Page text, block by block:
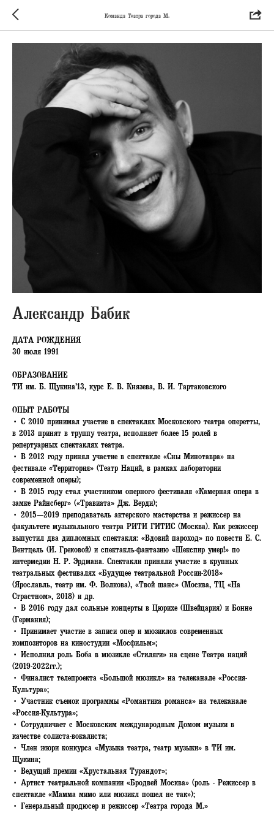
Команда Театра города М.
Александр Бабик
ДАТА РОЖДЕНИЯ
30 июля 1991
ОБРАЗОВАНИЕ
ТИ им. Б. Щукина’13, курс Е. В. Князева, В. И. Тартаковского
ОПЫТ РАБОТЫ
• С 2010 принимал участие в спектаклях Московского театра оперетты,
в 2013 принят в труппу театра, исполняет более 15 ролей в
репертуарных спектаклях театра.
• В 2012 году принял участие в спектакле «Сны Минотавра» на
фестивале «Территория» (Театр Наций, в рамках лаборатории
современной оперы);
• В 2015 году стал участником оперного фестиваля «Камерная опера в
замке Райнсберг» («Травиата» Дж. Верди);
• 2015—2019 преподаватель актерского мастерства и режиссер на
факультете музыкального театра РИТИ ГИТИС (Москва). Как режиссер
выпустил два дипломных спектакля: «Вдовий пароход» по повести Е. С.
Вентцель (И. Грековой) и спектакль-фантазию «Шекспир умер!» по
интермедии Н. Р. Эрдмана. Спектакли приняли участие в крупных
театральных фестивалях «Будущее театральной России-2018»
(Ярославль, театр им. Ф. Волкова), «Твой шанс» (Москва, ТЦ «На
Страстном», 2018) и др.
• В 2016 году дал сольные концерты в Цюрихе (Швейцария) и Бонне
(Германия);
• Принимает участие в записи опер и мюзиклов современных
композиторов на киностудии «Мосфильм»;
• Исполнил роль Боба в мюзикле «Стиляги» на сцене Театра наций
(2019-2022гг.);
• Финалист телепроекта «Большой мюзикл» на телеканале «Россия-
Культура»;
• Участник съемок программы «Романтика романса» на телеканале
«Россия-Культура»;
• Сотрудничает с Московским международным Домом музыки в
качестве солиста-вокалиста;
• Член жюри конкурса «Музыка театра, театр музыки» в ТИ им.
Щукина;
• Ведущий премии «Хрустальная Турандот»;
• Артист театральной компании «Бродвей Москва» (роль - Режиссер в
спектакле «Мамма мимо или мюзикл пошел не так»);
• Генеральный продюсер и режиссер «Театра города М.»